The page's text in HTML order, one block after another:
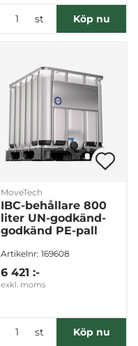
st Köp nu
MoveTech
IBC-behållare 800
liter UN-godkänd-
godkänd PE-pall
Artikelnr: 169608
6 421 :-
exkl. moms
st Köp nu